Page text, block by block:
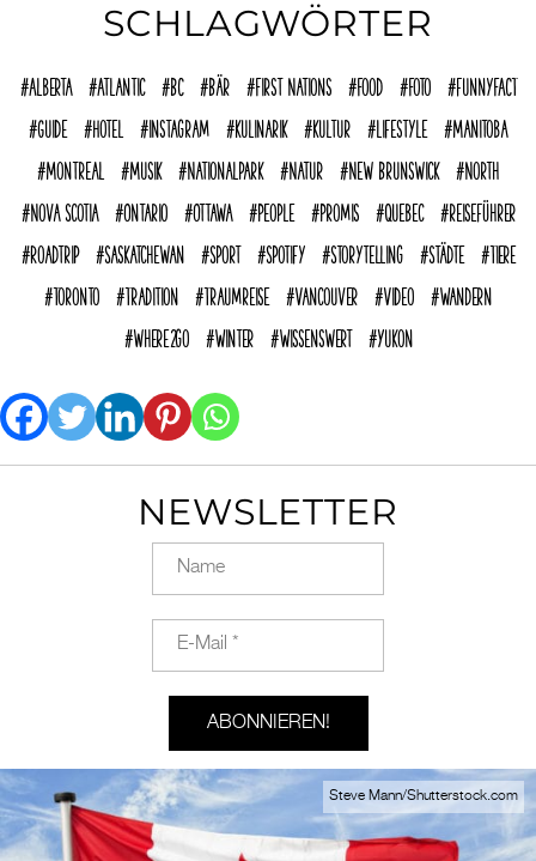
SCHLAGWÖRTER
Alberta Atlantic BC Bär First Nations Food Foto
funnyFACT
Guide
Hotel Instagram Kulinarik Kultur Lifestyle
Manitoba
Montreal
Musik Nationalpark Natur New Brunswick
North
Nova Scotia
Ontario Ottawa People Promis Quebec
reiseführer
Roadtrip
Saskatchewan Sport Spotify Storytelling Städte
Tiere
Toronto
Tradition Traumreise Vancouver Video
Wandern
where2go
Winter Wissenswert Yukon
NEWSLETTER
Steve Mann/Shutterstock.com